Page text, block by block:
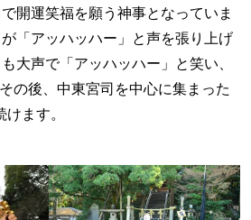
開運笑福を願う神事となっていま
「アッハッハー」と声を張り上げ
大声で「アッハッハー」と笑い、
の後、中東宮司を中心に集まった
ます。